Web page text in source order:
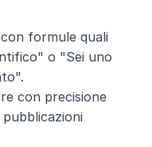
formule quali
o "Sei uno
con precisione